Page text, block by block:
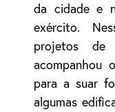
da cidade e
exército.
projetos de
acompanhou
para a suar
algumas